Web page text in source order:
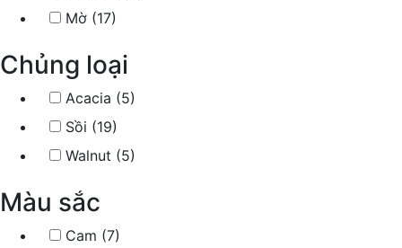
Mờ (17)
Chủng loại
Acacia (5)
Sồi (19)
Walnut (5)
Màu sắc
Cam (7)